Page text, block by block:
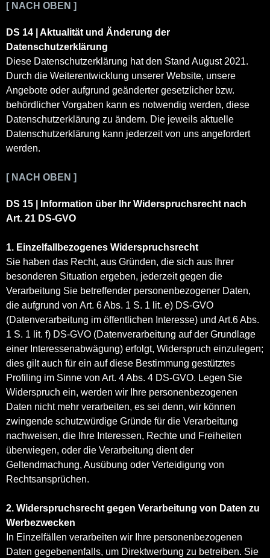
[ NACH OBEN ]
DS 14 | Aktualität und Änderung der
Datenschutzerklärung
Diese Datenschutzerklärung hat den Stand August 2021.
Durch die Weiterentwicklung unserer Website, unsere
Angebote oder aufgrund geänderter gesetzlicher bzw.
behördlicher Vorgaben kann es notwendig werden, diese
Datenschutzerklärung zu ändern. Die jeweils aktuelle
Datenschutzerklärung kann jederzeit von uns angefordert
werden.
[ NACH OBEN ]
DS 15 | Information über Ihr Widerspruchsrecht nach
Art. 21 DS-GVO
1. Einzelfallbezogenes Widerspruchsrecht
Sie haben das Recht, aus Gründen, die sich aus Ihrer
besonderen Situation ergeben, jederzeit gegen die
Verarbeitung Sie betreffender personenbezogener Daten,
die aufgrund von Art. 6 Abs. 1 S. 1 lit. e) DS-GVO
(Datenverarbeitung im öffentlichen Interesse) und Art.6 Abs.
1 S. 1 lit. f) DS-GVO (Datenverarbeitung auf der Grundlage
einer Interessenabwägung) erfolgt, Widerspruch einzulegen;
dies gilt auch für ein auf diese Bestimmung gestütztes
Profiling im Sinne von Art. 4 Abs. 4 DS-GVO. Legen Sie
Widerspruch ein, werden wir Ihre personenbezogenen
Daten nicht mehr verarbeiten, es sei denn, wir können
zwingende schutzwürdige Gründe für die Verarbeitung
nachweisen, die Ihre Interessen, Rechte und Freiheiten
überwiegen, oder die Verarbeitung dient der
Geltendmachung, Ausübung oder Verteidigung von
Rechtsansprüchen.
2. Widerspruchsrecht gegen Verarbeitung von Daten zu
Werbezwecken
In Einzelfällen verarbeiten wir Ihre personenbezogenen
Daten gegebenenfalls, um Direktwerbung zu betreiben. Sie